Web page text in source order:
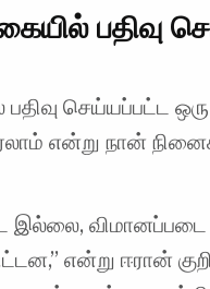
பதிவு
செய்யப்பட்ட
என்று நான்
இல்லை,
என்று ஈரான்